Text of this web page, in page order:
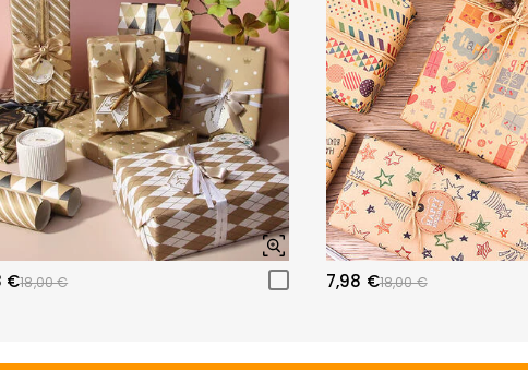
€18,00 € 7,98 €18,00 €